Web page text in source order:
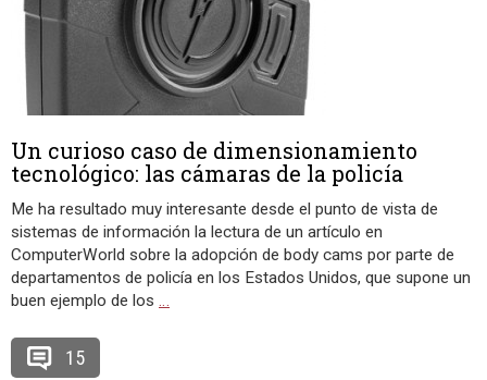
Un curioso caso de dimensionamiento
tecnológico: las cámaras de la policía
Me ha resultado muy interesante desde el punto de vista de
sistemas de información la lectura de un artículo en
ComputerWorld sobre la adopción de body cams por parte de
departamentos de policía en los Estados Unidos, que supone un
buen ejemplo de los …
15